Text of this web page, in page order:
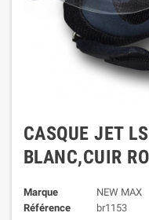
CASQUE JET
BLANC,CUIR
Marque
NEW MAX
Référence
br1153